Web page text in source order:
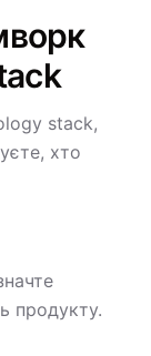
stack,
хто
продукту.